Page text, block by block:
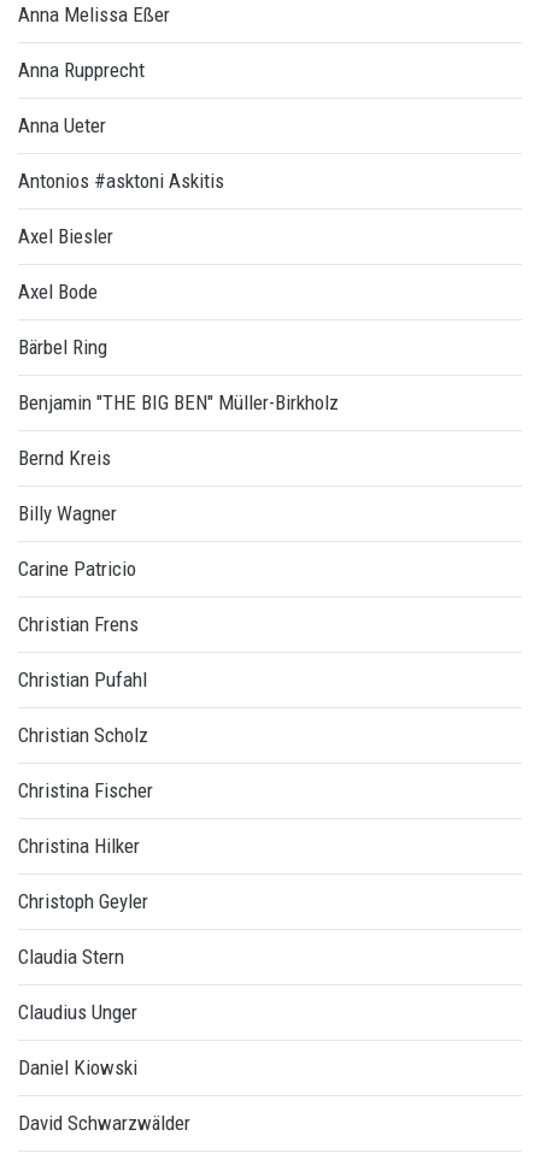
Anna Melissa Eßer
Anna Rupprecht
Anna Ueter
Antonios #asktoni Askitis
Axel Biesler
Axel Bode
Bärbel Ring
Benjamin "THE BIG BEN" Müller-Birkholz
Bernd Kreis
Billy Wagner
Carine Patricio
Christian Frens
Christian Pufahl
Christian Scholz
Christina Fischer
Christina Hilker
Christoph Geyler
Claudia Stern
Claudius Unger
Daniel Kiowski
David Schwarzwälder